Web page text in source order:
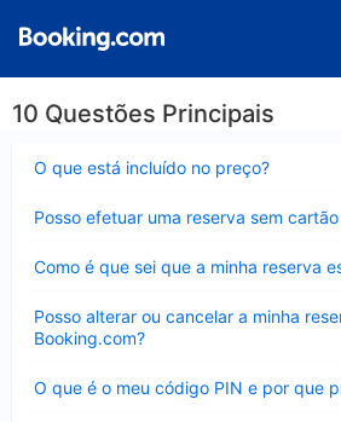
10 Questões Principais
O que está incluído no preço?
fechado
Posso efetuar uma reserva sem
fechado
Como é que sei que a minha reserva
fechado
Posso alterar ou cancelar a minha
Booking.com?
fechado
O que é o meu código PIN e por que
fechado